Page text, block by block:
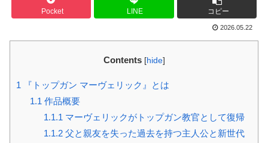
Pocket LINE コピー
2026.05.22
Contents [hide]
1 『トップガン マーヴェリック』とは
1.1 作品概要
1.1.1 マーヴェリックがトップガン教官として復帰
1.1.2父と親友を失った過去を持つ主人公と新世代